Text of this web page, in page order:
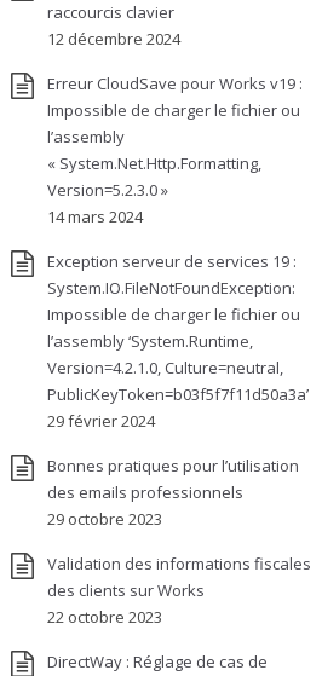
raccourcis clavier
12 décembre 2024
Erreur CloudSave pour Works v19 :
Impossible de charger le fichier ou
l’assembly
« System.Net.Http.Formatting,
Version=5.2.3.0 »
14 mars 2024
Exception serveur de services 19 :
System.IO.FileNotFoundException:
Impossible de charger le fichier ou
l’assembly ‘System.Runtime,
Version=4.2.1.0, Culture=neutral,
PublicKeyToken=b03f5f7f11d50a3a’
29 février 2024
Bonnes pratiques pour l’utilisation
des emails professionnels
29 octobre 2023
Validation des informations fiscales
des clients sur Works
22 octobre 2023
DirectWay : Réglage de cas de